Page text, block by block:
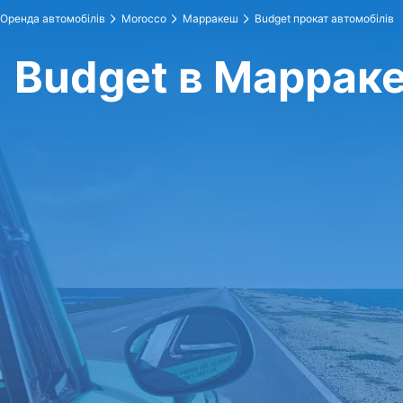
Оренда автомобілів Morocco Марракеш Budget прокат автомобілів
Budget в